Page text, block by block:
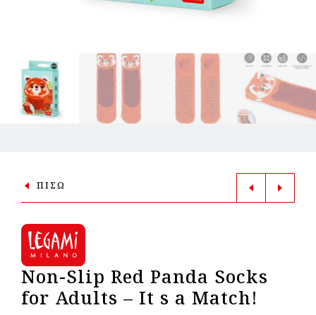
ΠΙΣΩ
Non-Slip Red Panda Socks
for Adults – It s a Match!